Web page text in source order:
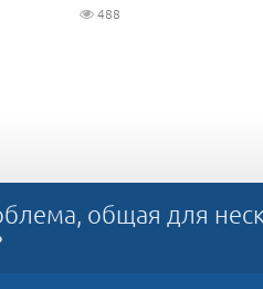
488
общая для